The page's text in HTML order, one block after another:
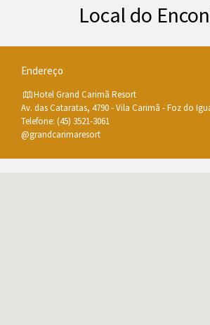
Local do
Endereço
Hotel Grand Carimã Resort
Av. das Cataratas, 4790 - Vila Carimã - Foz do
Telefone: (45) 3521-3061
@grandcarimaresort